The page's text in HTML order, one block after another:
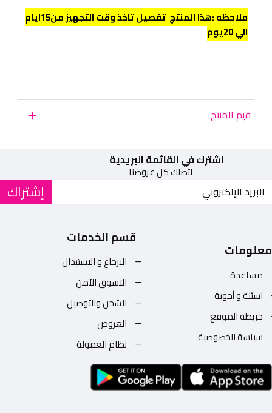
ملاحظه :هذا المنتج تفصيل تاخذ وقت التجهيز من15ايام
الي 20يوم
قيم المنتج
اشترك في القائمة البريدية
لتصلك كل عروضنا
إشتراك
معلومات
مساعدة
اسئلة و أجوبة
خريطة الموقع
سياسة الخصوصية
قسم الخدمات
الارجاع و الاستبدال
التسوق الآمن
الشحن والتوصيل
العروض
نظام العمولة